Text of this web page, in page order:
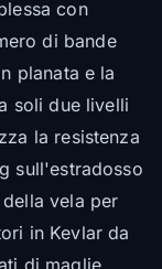
con
di bande
planata e la
soli due livelli
la resistenza
sull'estradosso
vela per
in Kevlar da